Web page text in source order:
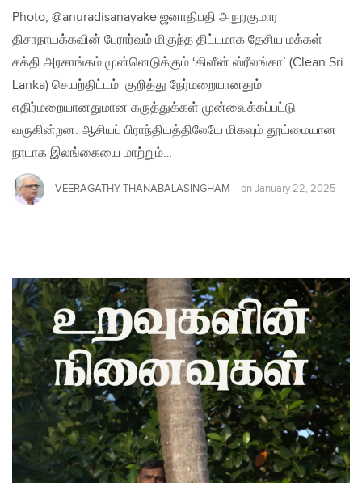
Photo, @anuradisanayake ஜனாதிபதி அநுரகுமார
திசாநாயக்கவின் பேரார்வம் மிகுந்த திட்டமாக தேசிய மக்கள்
சக்தி அரசாங்கம் முன்னெடுக்கும் ‘கிளீன் ஸ்ரீலங்கா’ (Clean Sri
Lanka) செயற்திட்டம் குறித்து நேர்மறையானதும்
எதிர்மறையானதுமான கருத்துக்கள் முன்வைக்கப்பட்டு
வருகின்றன. ஆசியப் பிராந்தியத்திலேயே மிகவும் தூய்மையான
நாடாக இலங்கையை மாற்றும்…
VEERAGATHY THANABALASINGHAM on January 22, 2025